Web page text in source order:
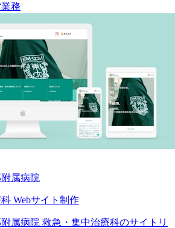
務
属病院
Webサイト制作
属病院 救急・集中治療科のサイトリ